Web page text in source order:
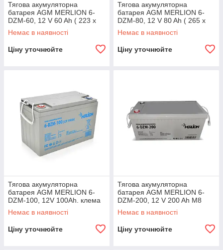
Тягова акумуляторна
батарея AGM MERLION 6-
DZM-60, 12 V 60 Ah ( 223 x
135 x 178) Q2
Немає в наявності
Ціну уточнюйте
Тягова акумуляторна
батарея AGM MERLION 6-
DZM-80, 12 V 80 Ah ( 265 x
168 x 215) Q1
Немає в наявності
Ціну уточнюйте
Тягова акумуляторна
батарея AGM MERLION 6-
DZM-100, 12V 100Ah. клема
М8 (330 x 175 x 220). Q1
Немає в наявності
Ціну уточнюйте
Тягова акумуляторна
батарея AGM MERLION 6-
DZM-200, 12 V 200 Ah М8
(495*165*230), Q1
Немає в наявності
Ціну уточнюйте